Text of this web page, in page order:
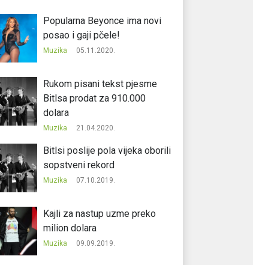
Popularna Beyonce ima novi
posao i gaji pčele!
Muzika 05.11.2020.
Rukom pisani tekst pjesme
Bitlsa prodat za 910.000
dolara
Muzika 21.04.2020.
Bitlsi poslije pola vijeka oborili
sopstveni rekord
Muzika 07.10.2019.
Kajli za nastup uzme preko
milion dolara
Muzika 09.09.2019.